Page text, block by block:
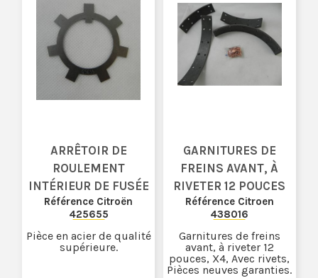
ARRÊTOIR DE
ROULEMENT
INTÉRIEUR DE FUSÉE
Référence Citroën
425655
Pièce en acier de qualité
supérieure.
GARNITURES DE
FREINS AVANT, À
RIVETER 12 POUCES
Référence Citroen
438016
Garnitures de freins
avant, à riveter 12
pouces, X4, Avec rivets,
Pièces neuves garanties.